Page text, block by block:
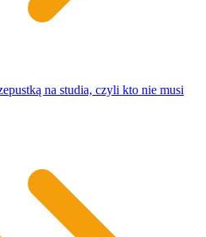
na studia, czyli kto nie musi